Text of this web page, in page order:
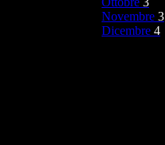
Novembre 3
Dicembre 4